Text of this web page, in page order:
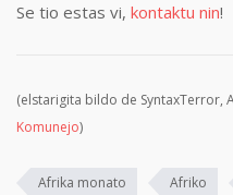
Se tio estas vi, kontaktu nin!
(elstarigita bildo de SyntaxTerror,
Komunejo)
Afrika monato Afriko